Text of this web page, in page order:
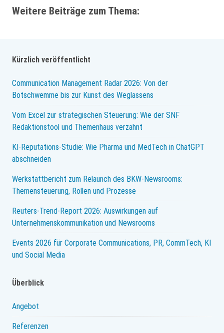
Weitere Beiträge zum Thema:
Kürzlich veröffentlicht
Communication Management Radar 2026: Von der
Botschwemme bis zur Kunst des Weglassens
Vom Excel zur strategischen Steuerung: Wie der SNF
Redaktionstool und Themenhaus verzahnt
KI-Reputations-Studie: Wie Pharma und MedTech in ChatGPT
abschneiden
Werkstattbericht zum Relaunch des BKW-Newsrooms:
Themensteuerung, Rollen und Prozesse
Reuters-Trend-Report 2026: Auswirkungen auf
Unternehmenskommunikation und Newsrooms
Events 2026 für Corporate Communications, PR, CommTech, KI
und Social Media
Überblick
Angebot
Referenzen